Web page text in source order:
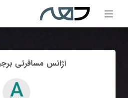
آژانس مسافرتی